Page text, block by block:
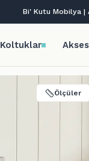
Tüm kredi kartlarına
Koltuklar
Ölçüler